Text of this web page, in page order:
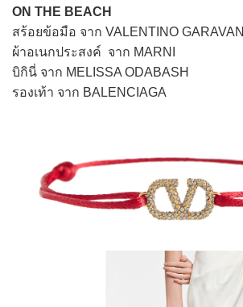
ON THE BEACH
สร้อยข้อมือ จาก VALENTINO GARAVANI
ผ้าอเนกประสงค์ จาก MARNI
บิกินี่ จาก MELISSA ODABASH
รองเท้า จาก BALENCIAGA